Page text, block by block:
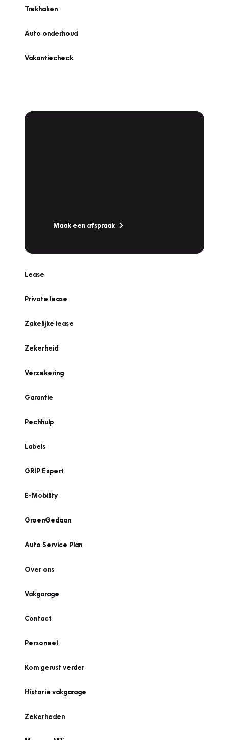
Trekhaken
Auto onderhoud
Vakantiecheck
Maak een afspraak
Lease
Private lease
Zakelijke lease
Zekerheid
Verzekering
Garantie
Pechhulp
Labels
GRIP Expert
E-Mobility
GroenGedaan
Auto Service Plan
Over ons
Vakgarage
Contact
Personeel
Kom gerust verder
Historie vakgarage
Zekerheden